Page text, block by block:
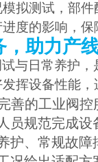
拟测试，部
度的影响，
，助力产
与日常养护
挥设备性能
善的工业阀
员规范完成
护、常规故